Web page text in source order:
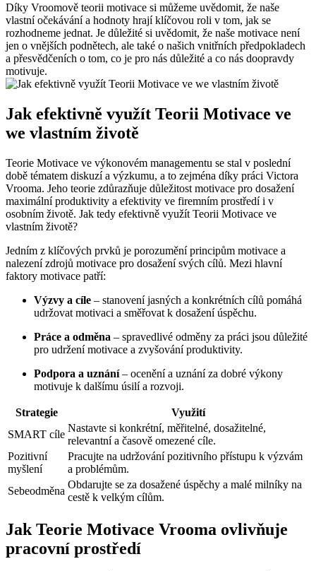
Díky Vroomově teorii motivace si můžeme uvědomit, že naše
vlastní očekávání a hodnoty hrají klíčovou roli v tom, jak se
rozhodneme jednat. Je důležité si uvědomit, že naše motivace není
jen o vnějších podnětech, ale také o našich vnitřních předpokladech
a přesvědčeních o tom, co je pro nás důležité a co nás doopravdy
motivuje.
Jak efektivně využít Teorii Motivace ve
we vlastním životě
Teorie Motivace ve výkonovém managementu se stal v poslední
době tématem diskuzí a výzkumu, a to zejména díky práci Victora
Vrooma. Jeho teorie zdůrazňuje důležitost motivace pro dosažení
maximální produktivity a efektivity ve firemním prostředí i v
osobním životě. Jak tedy efektivně využít Teorii Motivace ve
vlastním životě?
Jedním z klíčových prvků je porozumění principům motivace a
nalezení zdrojů motivace pro dosažení svých cílů. Mezi hlavní
faktory motivace patří:
Výzvy a cíle – stanovení jasných a konkrétních cílů pomáhá
udržovat motivaci a směřovat k dosažení úspěchu.
Práce a odměna – spravedlivé odměny za práci jsou důležité
pro udržení motivace a zvyšování produktivity.
Podpora a uznání– ocenění a uznání za dobré výkony
motivuje k dalšímu úsilí a rozvoji.
Strategie
Využití
SMART cíle
Nastavte si konkrétní, měřitelné, dosažitelné,
relevantní a časově omezené cíle.
Pozitivní
myšlení
Pracujte na udržování pozitivního přístupu k výzvám
a problémům.
Sebeodměna
Obdarujte se za dosažené úspěchy a malé milníky na
cestě k velkým cílům.
Jak Teorie Motivace Vrooma ovlivňuje
pracovní prostředí